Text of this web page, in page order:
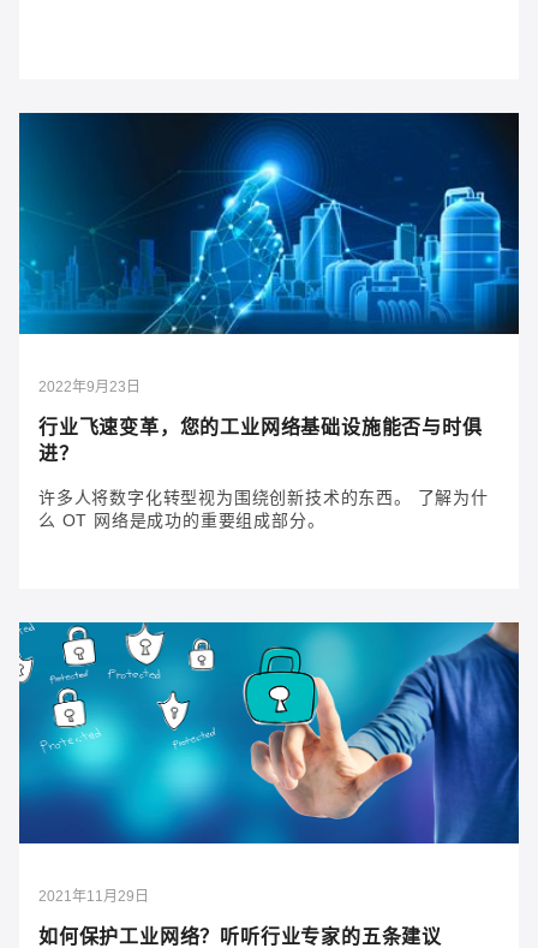
矿车高科技转型，重塑现代采矿业
现代矿用卡车通过集成技术确保物料的高效运输。 这些
先进车辆之间的有效通信对于运营成功至关重要。
2022年9月23日
行业飞速变革，您的工业网络基础设施能否与时俱
进？
许多人将数字化转型视为围绕创新技术的东西。 了解为什
么 OT 网络是成功的重要组成部分。
2022年9月23日
行业飞速变革，您的工业网络基础设施能否与时
俱进？
许多人将数字化转型视为围绕创新技术的东西。 了解为
什么 OT 网络是成功的重要组成部分。
2021年11月29日
如何保护工业网络？听听行业专家的五条建议